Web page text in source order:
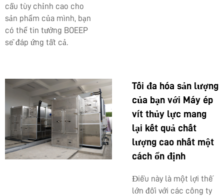
cầu tùy chỉnh cao cho
sản phẩm của mình, bạn
có thể tin tưởng BOEEP
sẽ đáp ứng tất cả.
Tối đa hóa sản lượng
của bạn với Máy ép
vít thủy lực mang
lại kết quả chất
lượng cao nhất một
cách ổn định
Điều này là một lợi thế
lớn đối với các công ty